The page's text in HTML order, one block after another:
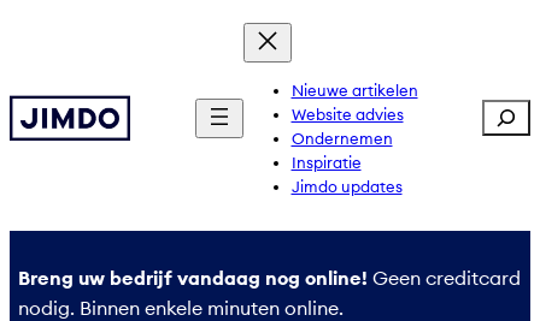
de
inhoud
Nieuwe artikelen
Website advies
Ondernemen
Inspiratie
Jimdo updates
Breng uw bedrijf vandaag nog online!Geen creditcard
nodig. Binnen enkele minuten online.